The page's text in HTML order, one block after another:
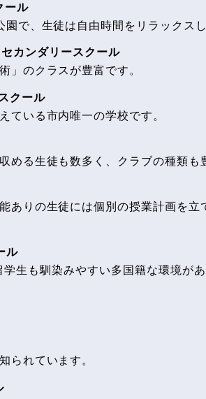
ール
で、生徒は自由時間をリラックス
カンダリースクール
」のクラスが豊富です。
クール
ている市内唯一の学校です。
める生徒も数多く、クラブの種類も
ありの生徒には個別の授業計画を立
ル
生も馴染みやすい多国籍な環境があ
られています。